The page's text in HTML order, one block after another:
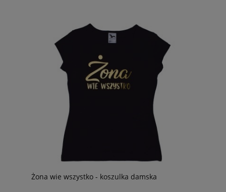
Żona wie wszystko - koszulka damska